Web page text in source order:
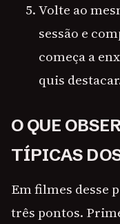
Volte ao
sessão e
começa a
quis
O QUE
TÍPICAS
Em filmes desse
três pontos.